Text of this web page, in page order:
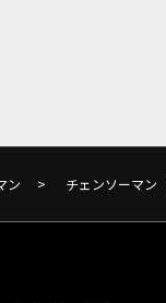
ン > チェンソーマン